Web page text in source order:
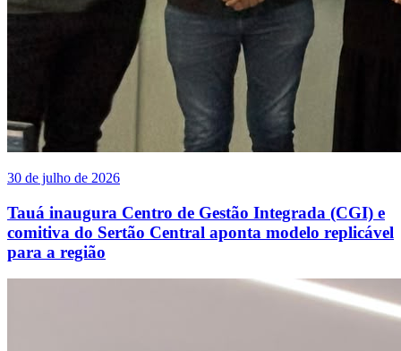
30 de julho de 2026
Tauá inaugura Centro de Gestão Integrada (CGI) e
comitiva do Sertão Central aponta modelo replicável
para a região